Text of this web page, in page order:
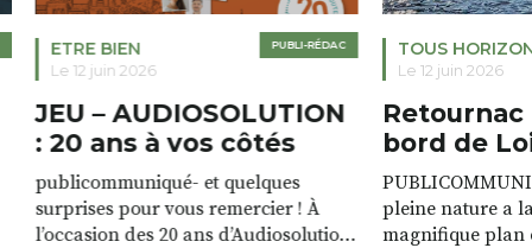
PUBLI-RÉDAC
ETRE BIEN
Le 12 juin 2026
JEU – AUDIOSOLUTION
: 20 ans à vos côtés
publicommuniqué- et quelques
surprises pour vous remercier ! À
l’occasion des 20 ans d’Audiosolution,
TOUS
Le 12 juin 2026
Retournac
bord de
pleine nature a
magnifique plan